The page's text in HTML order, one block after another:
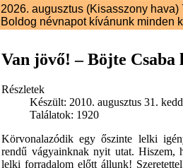
2026. augusztus (Kisasszony hava)
Boldog névnapot kívánunk minden
Van jövő! – Böjte Csaba
Részletek
Készült: 2010. augusztus 31.
Találatok: 1920
Körvonalazódik egy őszinte lelki
rendű vágyainknak nyit utat. Hiszem,
lelki forradalom előtt állunk!